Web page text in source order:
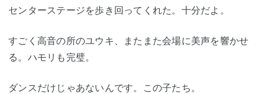
センターステージを歩き回ってくれた。十分だよ。
すごく高音の所のユウキ、またまた会場に美声を響かせ
る。ハモリも完璧。
ダンスだけじゃあないんです。この子たち。